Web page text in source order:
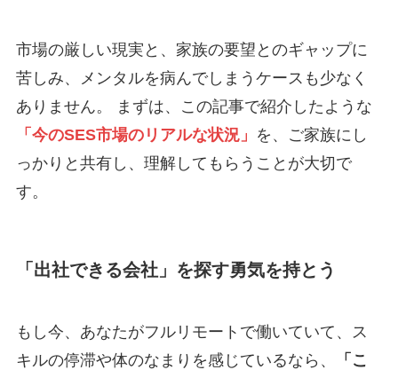
市場の厳しい現実と、家族の要望とのギャップに
苦しみ、メンタルを病んでしまうケースも少なく
ありません。 まずは、この記事で紹介したような
「今のSES市場のリアルな状況」 を、ご家族にし
っかりと共有し、理解してもらうことが大切で
す。
「出社できる会社」を探す勇気を持とう
もし今、あなたがフルリモートで働いていて、ス
キルの停滞や体のなまりを感じているなら、
「こ